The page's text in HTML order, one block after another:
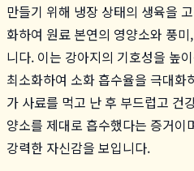
만들기 위해 냉장 상태의 생육을
화하여 원료 본연의 영양소와 풍
니다. 이는 강아지의 기호성을 높
최소화하여 소화 흡수율을 극대화
가 사료를 먹고 난 후 부드럽고 건
양소를 제대로 흡수했다는 증거이
강력한 자신감을 보입니다.